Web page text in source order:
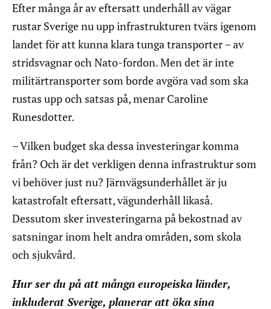
Efter många år av eftersatt underhåll av vägar
rustar Sverige nu upp infrastrukturen tvärs igenom
landet för att kunna klara tunga transporter – av
stridsvagnar och Nato-fordon. Men det är inte
militärtransporter som borde avgöra vad som ska
rustas upp och satsas på, menar Caroline
Runesdotter.
– Vilken budget ska dessa investeringar komma
från? Och är det verkligen denna infrastruktur som
vi behöver just nu? Järnvägsunderhållet är ju
katastrofalt eftersatt, vägunderhåll likaså.
Dessutom sker investeringarna på bekostnad av
satsningar inom helt andra områden, som skola
och sjukvård.
Hur ser du på att många europeiska länder,
inkluderat Sverige, planerar att öka sina